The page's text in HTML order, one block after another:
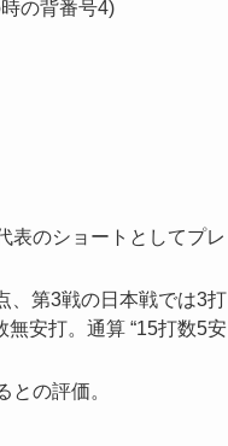
の背番号4)
表のショートとしてプレ
、第3戦の日本戦では3打
安打。通算 “15打数5安
の評価。